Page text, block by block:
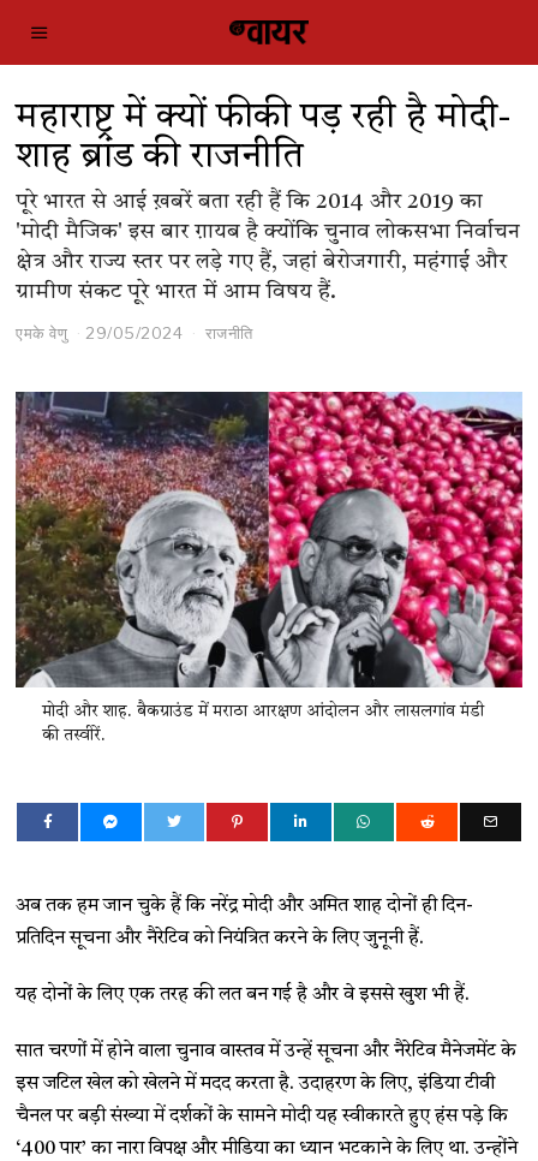
महाराष्ट्र में क्यों फीकी पड़ रही है मोदी-
शाह ब्रांड की राजनीति
पूरे भारत से आई ख़बरें बता रही हैं कि 2014 और 2019 का
'मोदी मैजिक' इस बार ग़ायब है क्योंकि चुनाव लोकसभा निर्वाचन
क्षेत्र और राज्य स्तर पर लड़े गए हैं, जहां बेरोजगारी, महंगाई और
ग्रामीण संकट पूरे भारत में आम विषय हैं.
एमके वेणु 29/05/2024 राजनीति
मोदी और शाह. बैकग्राउंड में मराठा आरक्षण आंदोलन और लासलगांव मंडी
की तस्वीरें.
अब तक हम जान चुके हैं कि नरेंद्र मोदी और अमित शाह दोनों ही दिन-
प्रतिदिन सूचना और नैरेटिव को नियंत्रित करने के लिए जुनूनी हैं.
यह दोनों के लिए एक तरह की लत बन गई है और वे इससे खुश भी हैं.
सात चरणों में होने वाला चुनाव वास्तव में उन्हें सूचना और नैरेटिव मैनेजमेंट के
इस जटिल खेल को खेलने में मदद करता है. उदाहरण के लिए, इंडिया टीवी
चैनल पर बड़ी संख्या में दर्शकों के सामने मोदी यह स्वीकारते हुए हंस पड़े कि
‘400 पार’ का नारा विपक्ष और मीडिया का ध्यान भटकाने के लिए था. उन्होंने